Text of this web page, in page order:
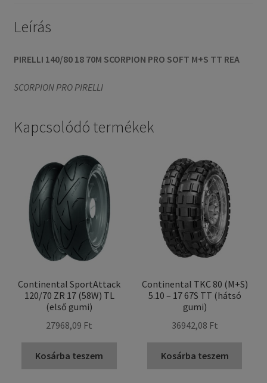
Leírás
PIRELLI 140/80 18 70M SCORPION PRO SOFT M+S TT REA
SCORPION PRO PIRELLI
Kapcsolódó termékek
Continental SportAttack
120/70 ZR 17 (58W) TL
(első gumi)
27968,09 Ft
Kosárba teszem
Continental TKC 80 (M+S)
5.10 – 17 67S TT (hátsó
gumi)
36942,08 Ft
Kosárba teszem